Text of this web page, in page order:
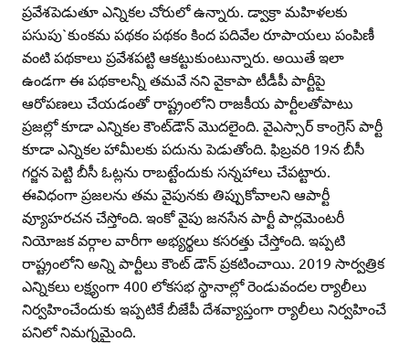
ప్రవేశపెడుతూ ఎన్నికల చోరులో ఉన్నారు. డ్వాక్రా మహిళలకు
పసుపు`కుంకమ పథకం పథకం కింద పదివేల రూపాయలు పంపిణీ
వంటి పథకాలు ప్రవేశపట్టి ఆకట్టుకుంటున్నారు. అయితే ఇలా
ఉండగా ఈ పథకాలన్నీ తమవే నని వైకాపా టీడీపీ పార్టీపై
ఆరోపణలు చేయడంతో రాష్ట్రంలోని రాజకీయ పార్టీలతోపాటు
ప్రజల్లో కూడా ఎన్నికల కౌంట్‌డౌన్‌ మొదలైంది. వైఎస్సార్‌ కాంగ్రెస్‌ పార్టీ
కూడా ఎన్నికల హామీలకు పదును పెడుతోంది. ఫిబ్రవరి 19న బీసీ
గర్జన పెట్టి బీసీ ఓట్లను రాబట్టేందుకు సన్నహాలు చేపట్టారు.
ఈవిధంగా ప్రజలను తమ వైపునకు తిప్పుకోవాలని ఆపార్టీ
వ్యూహరచన చేస్తోంది. ఇంకో వైపు జనసేన పార్టీ పార్లమెంటరీ
నియోజక వర్గాల వారీగా అభ్యర్థలు కసరత్తు చేస్తోంది. ఇప్పటి
రాష్ట్రంలోని అన్ని పార్టీలు కౌంట్‌ డౌన్‌ ప్రకటించాయి. 2019 సార్వత్రిక
ఎన్నికలు లక్ష్యంగా 400 లోకసభ స్థానాల్లో రెండువందల ర్యాలీలు
నిర్వహించేందుకు ఇప్పటికే బీజేపీ దేశవ్యాప్తంగా ర్యాలీలు నిర్వహించే
పనిలో నిమగ్నమైంది.